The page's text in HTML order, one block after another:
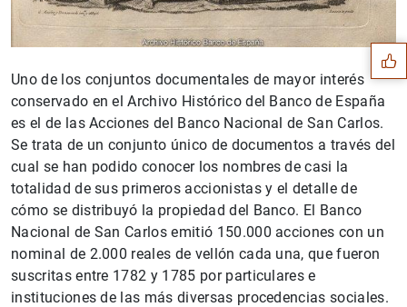
Uno de los conjuntos documentales de mayor interés
conservado en el Archivo Histórico del Banco de España
es el de las Acciones del Banco Nacional de San Carlos.
Se trata de un conjunto único de documentos a través del
cual se han podido conocer los nombres de casi la
totalidad de sus primeros accionistas y el detalle de
cómo se distribuyó la propiedad del Banco. El Banco
Nacional de San Carlos emitió 150.000 acciones con un
nominal de 2.000 reales de vellón cada una, que fueron
suscritas entre 1782 y 1785 por particulares e
instituciones de las más diversas procedencias sociales.
Sugerencias